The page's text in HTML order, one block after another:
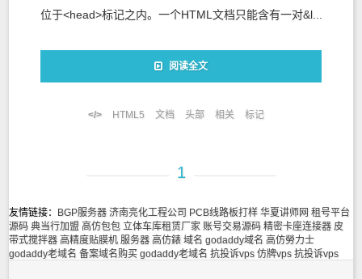
位于<head>标记之内。一个HTML文档只能含有一对&l...
阅读全文
HTML5 文档 头部 相关 标记
1
友情链接： BGP服务器 济南亮化工程公司 PCB线路板打样 华夏讲师网 租号平台
源码 典当行加盟 高仿包包 立体车库租赁厂家 账号交易源码 精密卡座连接器 皮
带式搅拌器 高精度贴膜机 服务器 高仿錶 域名 godaddy域名 高仿勞力士
godaddy老域名 备案域名购买 godaddy老域名 抗投诉vps 仿牌vps 抗投诉vps